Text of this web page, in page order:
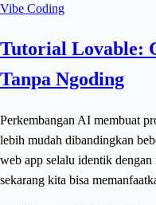
Vibe Coding
Tutorial Lovable:
Tanpa Ngoding
Perkembangan AI membuat
lebih mudah dibandingkan
web app selalu identik
sekarang kita bisa